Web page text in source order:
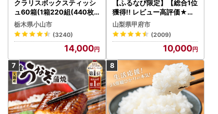
クラリスボックスティッシ
ュ60箱(1箱220組(440枚))
(5個入り×12セット)【配送
不可地域：離島・沖縄県】
【1256759】
栃木県小山市
(3240)
14,000
【ふるなび限定】【総合1位
獲得!! レビュー高評価★】
〈2026年度配送分〉山梨
県産 シャインマスカット 2
～3房（1.0kg以上）シャイ
ン フルーツ FN-Limited-S
P
山梨県甲府市
(2009)
10,000